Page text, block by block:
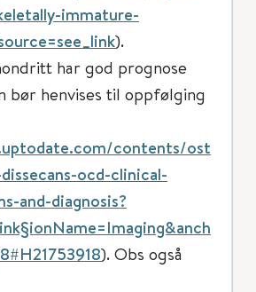
immature-
).
har god prognose
bør henvises til oppfølging
contents/ost
ocd-clinical-
and-diagnosis?
). Obs også